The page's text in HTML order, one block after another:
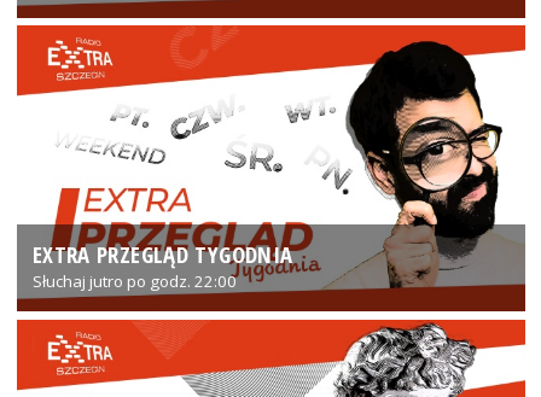
EXTRA PRZEGLĄD TYGODNIA
Słuchaj jutro po godz. 22:00